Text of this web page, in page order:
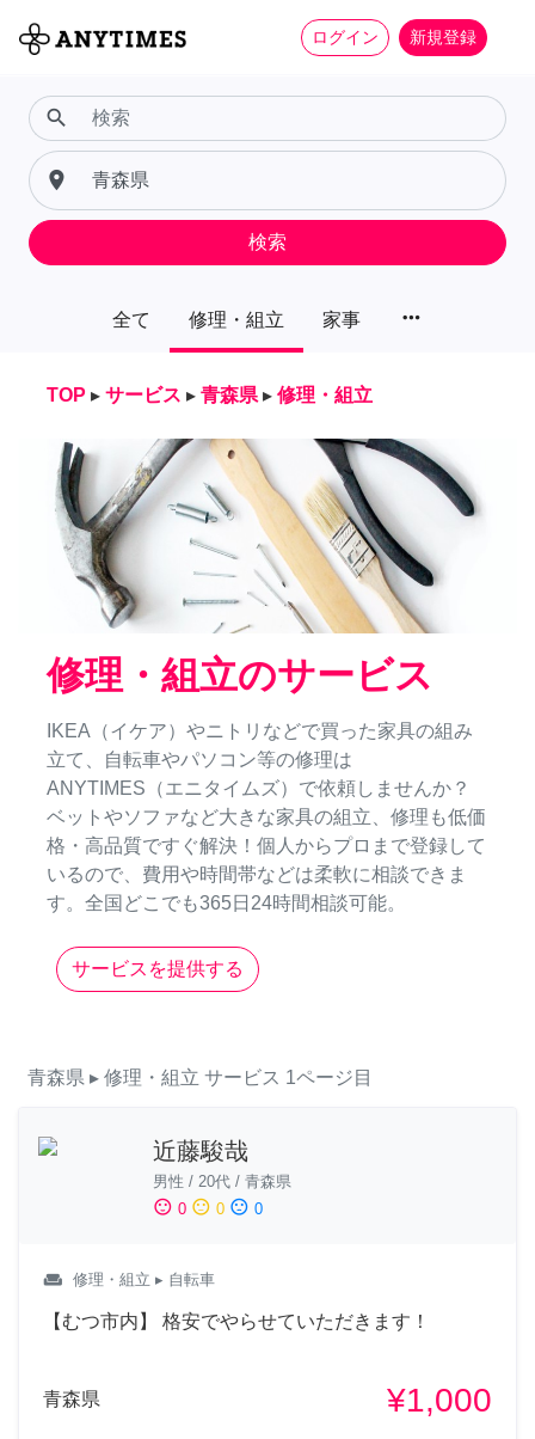
ログイン 新規登録
全て 修理・組立 家事 more_horiz
search
place
検索
TOP ▸ サービス ▸ 青森県 ▸ 修理・組立
修理・組立のサービス
IKEA（イケア）やニトリなどで買った家具の組み
立て、自転車やパソコン等の修理は
ANYTIMES（エニタイムズ）で依頼しませんか？
ベットやソファなど大きな家具の組立、修理も低価
格・高品質ですぐ解決！個人からプロまで登録して
いるので、費用や時間帯などは柔軟に相談できま
す。全国どこでも365日24時間相談可能。
サービスを提供する
青森県 ▸ 修理・組立 サービス 1ページ目
近藤駿哉
男性 / 20代 / 青森県
sentiment_satisfied 0 sentiment_neutral 0 sentiment_dissatisfied 0
weekend 修理・組立 ▸ 自転車
【むつ市内】 格安でやらせていただきます！
青森県 ¥1,000